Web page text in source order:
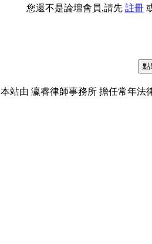
您還不是論壇會員,請先 註冊
本站由 瀛睿律師事務所 擔任常年法